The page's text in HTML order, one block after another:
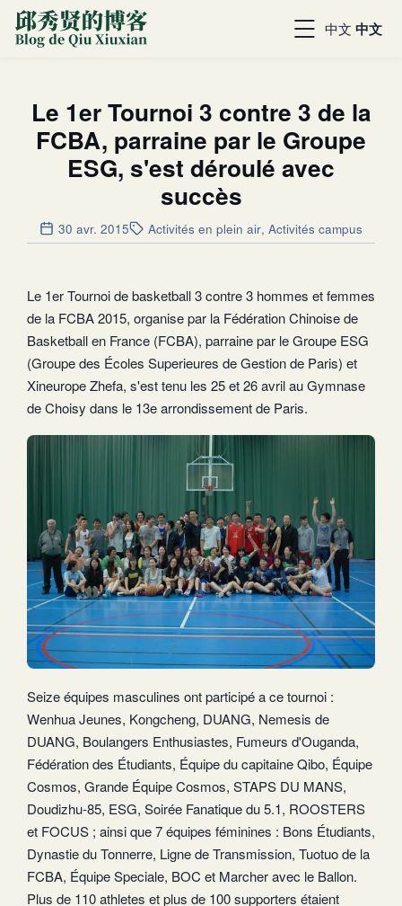
中文 中文
Le 1er Tournoi 3 contre 3 de la
FCBA, parraine par le Groupe
ESG, s'est déroulé avec
succès
30 avr. 2015 Activités en plein air,Activités campus
Le 1er Tournoi de basketball 3 contre 3 hommes et femmes
de la FCBA 2015, organise par la Fédération Chinoise de
Basketball en France (FCBA), parraine par le Groupe ESG
(Groupe des Écoles Superieures de Gestion de Paris) et
Xineurope Zhefa, s'est tenu les 25 et 26 avril au Gymnase
de Choisy dans le 13e arrondissement de Paris.
Seize équipes masculines ont participé a ce tournoi :
Wenhua Jeunes, Kongcheng, DUANG, Nemesis de
DUANG, Boulangers Enthusiastes, Fumeurs d'Ouganda,
Fédération des Étudiants, Équipe du capitaine Qibo, Équipe
Cosmos, Grande Équipe Cosmos, STAPS DU MANS,
Doudizhu-85, ESG, Soirée Fanatique du 5.1, ROOSTERS
et FOCUS ; ainsi que 7 équipes féminines : Bons Étudiants,
Dynastie du Tonnerre, Ligne de Transmission, Tuotuo de la
FCBA, Équipe Speciale, BOC et Marcher avec le Ballon.
Plus de 110 athletes et plus de 100 supporters étaient